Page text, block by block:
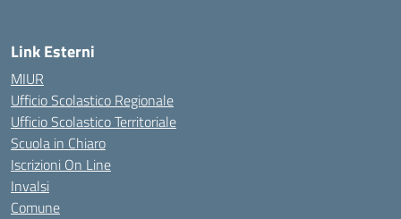
Link Esterni
MIUR
Ufficio Scolastico Regionale
Ufficio Scolastico Territoriale
Scuola in Chiaro
Iscrizioni On Line
Invalsi
Comune